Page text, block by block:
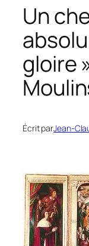
Un
gloire
Écrit parJean-